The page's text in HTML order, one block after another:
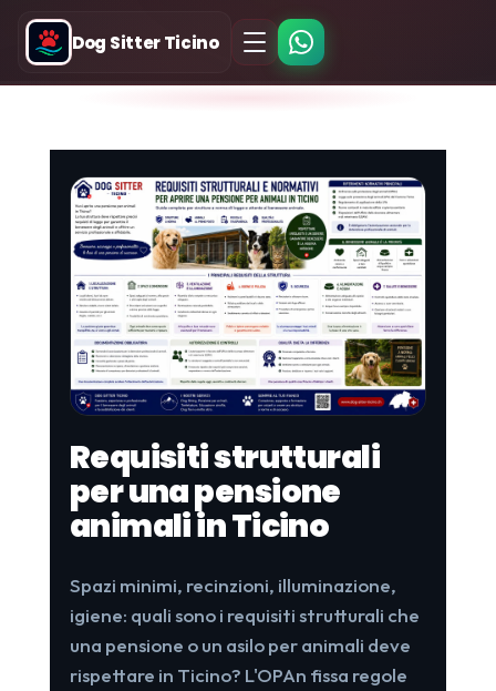
Dog Sitter Ticino
Requisiti strutturali
per una pensione
animali in Ticino
Spazi minimi, recinzioni, illuminazione,
igiene: quali sono i requisiti strutturali che
una pensione o un asilo per animali deve
rispettare in Ticino? L'OPAn fissa regole